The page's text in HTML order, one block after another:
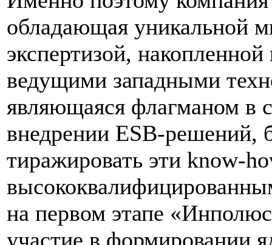
обладающая уникальной
экспертизой,
ведущими западными
являющаяся флагманом в
внедрении ESB-решений,
тиражировать эти know-
на первом этапе
участие в формировании